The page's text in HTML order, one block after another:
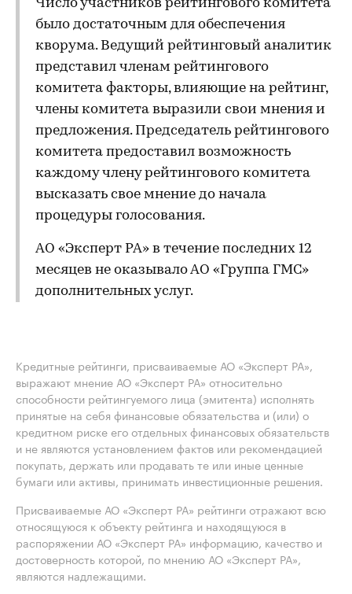
Число участников рейтингового комитета
было достаточным для обеспечения
кворума. Ведущий рейтинговый аналитик
представил членам рейтингового
комитета факторы, влияющие на рейтинг,
члены комитета выразили свои мнения и
предложения. Председатель рейтингового
комитета предоставил возможность
каждому члену рейтингового комитета
высказать свое мнение до начала
процедуры голосования.
АО «Эксперт РА» в течение последних 12
месяцев не оказывало АО «Группа ГМС»
дополнительных услуг.
Кредитные рейтинги, присваиваемые АО «Эксперт РА»,
выражают мнение АО «Эксперт РА» относительно
способности рейтингуемого лица (эмитента) исполнять
принятые на себя финансовые обязательства и (или) о
кредитном риске его отдельных финансовых обязательств
и не являются установлением фактов или рекомендацией
покупать, держать или продавать те или иные ценные
бумаги или активы, принимать инвестиционные решения.
Присваиваемые АО «Эксперт РА» рейтинги отражают всю
относящуюся к объекту рейтинга и находящуюся в
распоряжении АО «Эксперт РА» информацию, качество и
достоверность которой, по мнению АО «Эксперт РА»,
являются надлежащими.